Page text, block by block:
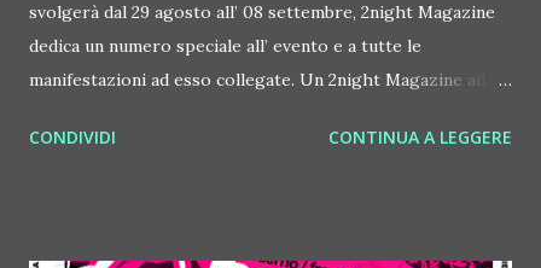
svolgerà dal 29 agosto all’ 08 settembre, 2night Magazine
dedica un numero speciale all’ evento e a tutte le
manifestazioni ad esso collegate. Un 2night Magazine ad
internazionale del free press in italiano e inglese, per dare
CONDIVIDI CONTINUA A LEGGERE